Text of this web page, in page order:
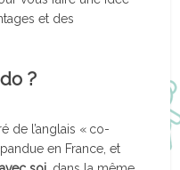
et des
?
de l’anglais « co-
en France, et